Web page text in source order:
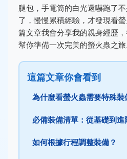
腿包，手電筒的白光還嚇跑了
了，慢慢累積經驗，才發現看
篇文章我會分享我的親身經歷
幫你準備一次完美的螢火蟲之旅
這篇文章你會看到
為什麼看螢火蟲需要特殊裝
必備裝備清單：從基礎到進
如何根據行程調整裝備？